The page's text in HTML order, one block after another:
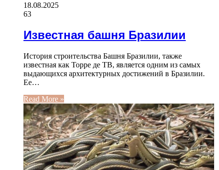
18.08.2025
63
Известная башня Бразилии
История строительства Башня Бразилии, также
известная как Торре де ТВ, является одним из самых
выдающихся архитектурных достижений в Бразилии.
Ее…
Read More »